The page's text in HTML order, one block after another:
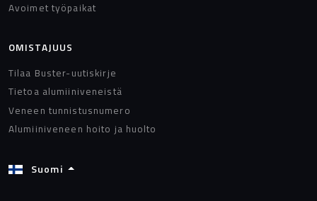
Avoimet työpaikat
OMISTAJUUS
Tilaa Buster-uutiskirje
Tietoa alumiiniveneistä
Veneen tunnistusnumero
Alumiiniveneen hoito ja huolto
Suomi